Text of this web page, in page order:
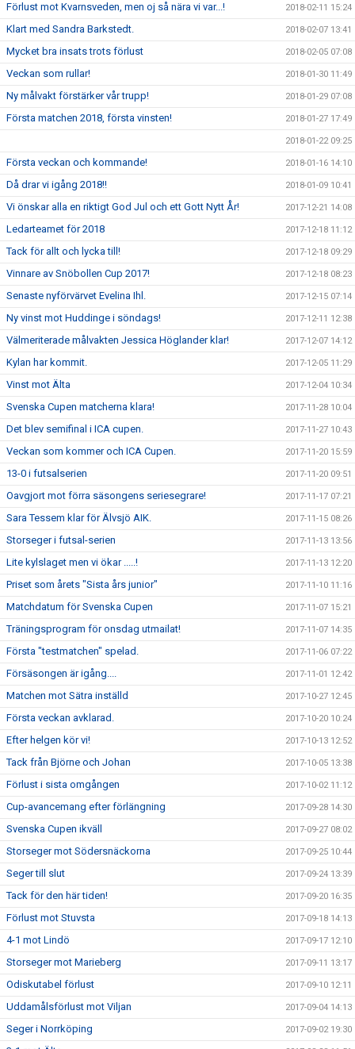
Förlust mot Kvarnsveden, men oj så nära vi var...! 2018-02-11 15:24
Klart med Sandra Barkstedt. 2018-02-07 13:41
Mycket bra insats trots förlust 2018-02-05 07:08
Veckan som rullar! 2018-01-30 11:49
Ny målvakt förstärker vår trupp! 2018-01-29 07:08
Första matchen 2018, första vinsten! 2018-01-27 17:49
2018-01-22 09:25
Första veckan och kommande! 2018-01-16 14:10
Då drar vi igång 2018!! 2018-01-09 10:41
Vi önskar alla en riktigt God Jul och ett Gott Nytt År! 2017-12-21 14:08
Ledarteamet för 2018 2017-12-18 11:12
Tack för allt och lycka till! 2017-12-18 09:29
Vinnare av Snöbollen Cup 2017! 2017-12-18 08:23
Senaste nyförvärvet Evelina Ihl. 2017-12-15 07:14
Ny vinst mot Huddinge i söndags! 2017-12-11 12:38
Välmeriterade målvakten Jessica Höglander klar! 2017-12-07 14:12
Kylan har kommit. 2017-12-05 11:29
Vinst mot Älta 2017-12-04 10:34
Svenska Cupen matcherna klara! 2017-11-28 10:04
Det blev semifinal i ICA cupen. 2017-11-27 10:43
Veckan som kommer och ICA Cupen. 2017-11-20 15:59
13-0 i futsalserien 2017-11-20 09:51
Oavgjort mot förra säsongens seriesegrare! 2017-11-17 07:21
Sara Tessem klar för Älvsjö AIK. 2017-11-15 08:26
Storseger i futsal-serien 2017-11-13 13:56
Lite kylslaget men vi ökar .....! 2017-11-13 12:20
Priset som årets "Sista års junior" 2017-11-10 11:16
Matchdatum för Svenska Cupen 2017-11-07 15:21
Träningsprogram för onsdag utmailat! 2017-11-07 14:35
Första "testmatchen" spelad. 2017-11-06 07:22
Försäsongen är igång.... 2017-11-01 12:42
Matchen mot Sätra inställd 2017-10-27 12:45
Första veckan avklarad. 2017-10-20 10:24
Efter helgen kör vi! 2017-10-13 12:52
Tack från Björne och Johan 2017-10-05 13:38
Förlust i sista omgången 2017-10-02 11:12
Cup-avancemang efter förlängning 2017-09-28 14:30
Svenska Cupen ikväll 2017-09-27 08:02
Storseger mot Södersnäckorna 2017-09-25 10:44
Seger till slut 2017-09-24 13:39
Tack för den här tiden! 2017-09-20 16:35
Förlust mot Stuvsta 2017-09-18 14:13
4-1 mot Lindö 2017-09-17 12:10
Storseger mot Marieberg 2017-09-11 13:17
Odiskutabel förlust 2017-09-10 12:11
Uddamålsförlust mot Viljan 2017-09-04 14:13
Seger i Norrköping 2017-09-02 19:30